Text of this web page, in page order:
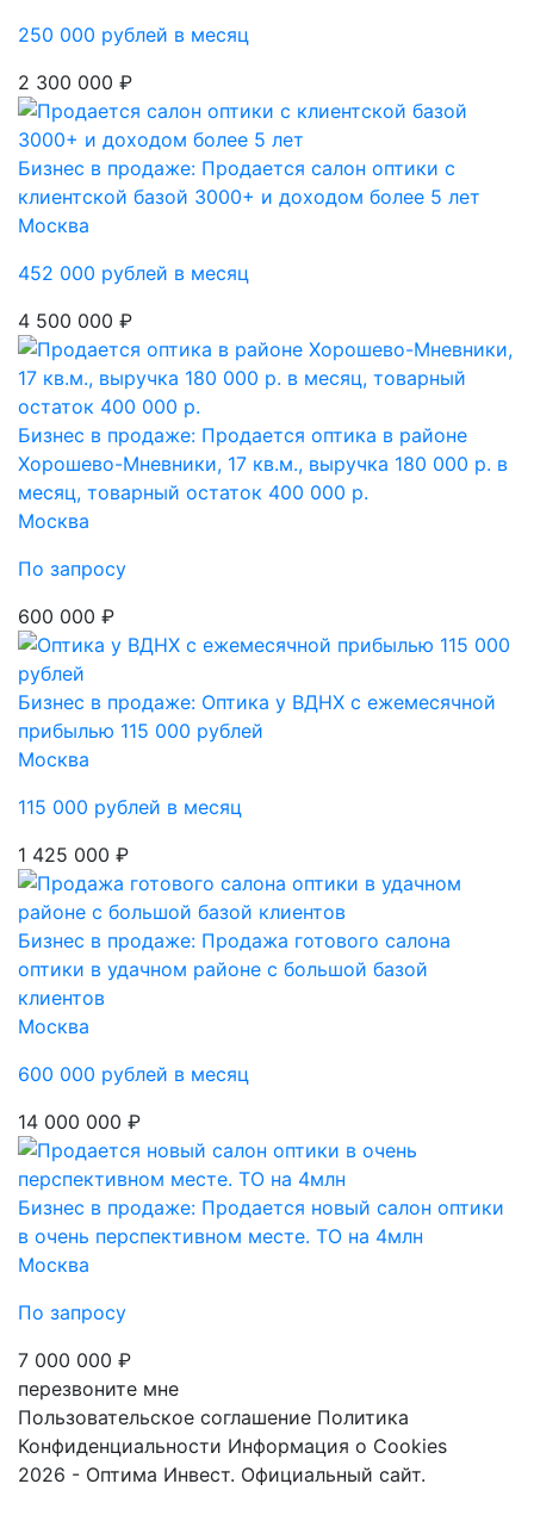
250 000 рублей в месяц
2 300 000 ₽
Бизнес в продаже: Продается салон оптики с
клиентской базой 3000+ и доходом более 5 лет
Москва
452 000 рублей в месяц
4 500 000 ₽
Бизнес в продаже: Продается оптика в районе
Хорошево-Мневники, 17 кв.м., выручка 180 000 р. в
месяц, товарный остаток 400 000 р.
Москва
По запросу
600 000 ₽
Бизнес в продаже: Оптика у ВДНХ с ежемесячной
прибылью 115 000 рублей
Москва
115 000 рублей в месяц
1 425 000 ₽
Бизнес в продаже: Продажа готового салона
оптики в удачном районе с большой базой
клиентов
Москва
600 000 рублей в месяц
14 000 000 ₽
Бизнес в продаже: Продается новый салон оптики
в очень перспективном месте. ТО на 4млн
Москва
По запросу
7 000 000 ₽
перезвоните мне
Пользовательское соглашение Политика
Конфиденциальности Информация о Cookies
2026 - Оптима Инвест. Официальный сайт.